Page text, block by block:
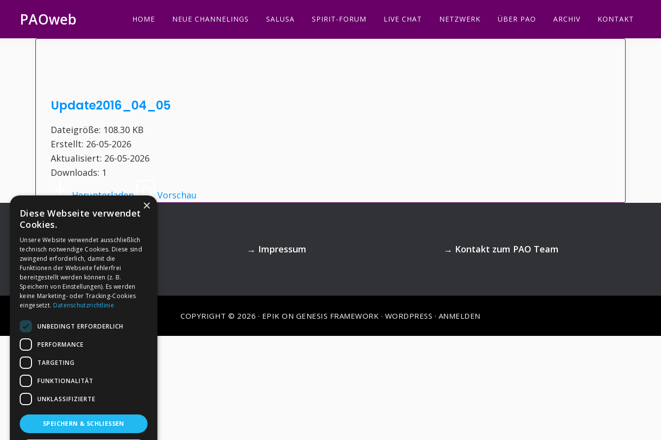
Hauptnavigation
springen
Inhalt
springen
Seitenspalte
springen
Fußzeile
springen
PAOweb HOME NEUE CHANNELINGS SALUSA SPIRIT-FORUM LIVE CHAT NETZWERK ÜBER PAO ARCHIV KONTAKT
Update2016_04_05
Dateigröße: 108.30 KB
Erstellt: 26-05-2026
Aktualisiert: 26-05-2026
Downloads: 1
Herunterladen
Vorschau
Footer →Deine Spende → Impressum → Kontakt zum PAO Team
COPYRIGHT © 2026 · EPIK ON GENESIS FRAMEWORK · WORDPRESS · ANMELDEN
×
Diese Webseite verwendet
Cookies.
Unsere Website verwendet ausschließlich
technisch notwendige Cookies. Diese sind
zwingend erforderlich, damit die
Funktionen der Webseite fehlerfrei
bereitgestellt werden können (z. B.
Speichern von Einstellungen). Es werden
keine Marketing- oder Tracking-Cookies
eingesetzt. Datenschutzrichtlinie
UNBEDINGT ERFORDERLICH
PERFORMANCE
TARGETING
FUNKTIONALITÄT
UNKLASSIFIZIERTE
SPEICHERN & SCHLIESSEN